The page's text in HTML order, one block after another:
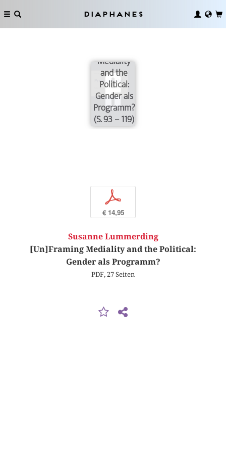
Diaphanes
Mediality
and the
Political:
Gender als
Programm?
(S. 93 – 119)
p
€ 14,95
Susanne Lummerding
[Un]Framing Mediality and the Political:
Gender als Programm?
PDF, 27 Seiten